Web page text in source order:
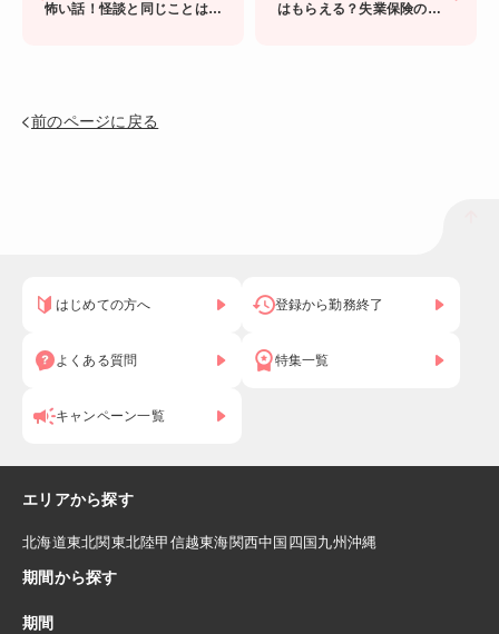
怖い話！怪談と同じことは起
はもらえる？失業保険の詳し
前のページに戻る
はじめての方へ 登録から勤務終了
よくある質問 特集一覧
キャンペーン一覧
エリアから探す
北海道東北関東北陸甲信越東海関西中国 四国 九州 沖縄
期間から探す
期間